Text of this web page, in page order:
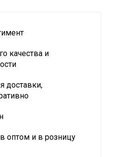
качества и
доставки,
оптом и в розницу